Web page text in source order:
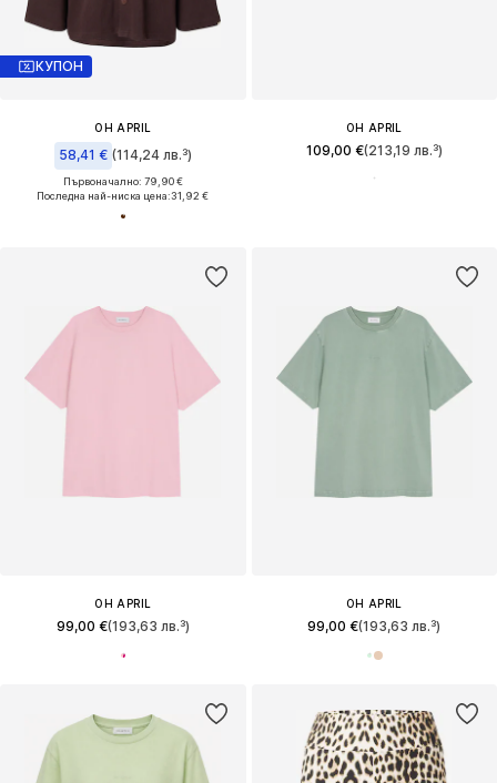
КУПОН
OH APRIL
58,41 € (114,24 лв.³)
Първоначално: 79,90 €
Последна най-ниска цена:31,92 €
OH APRIL
109,00 €(213,19 лв.³)
OH APRIL
99,00 €(193,63 лв.³)
OH APRIL
99,00 €(193,63 лв.³)